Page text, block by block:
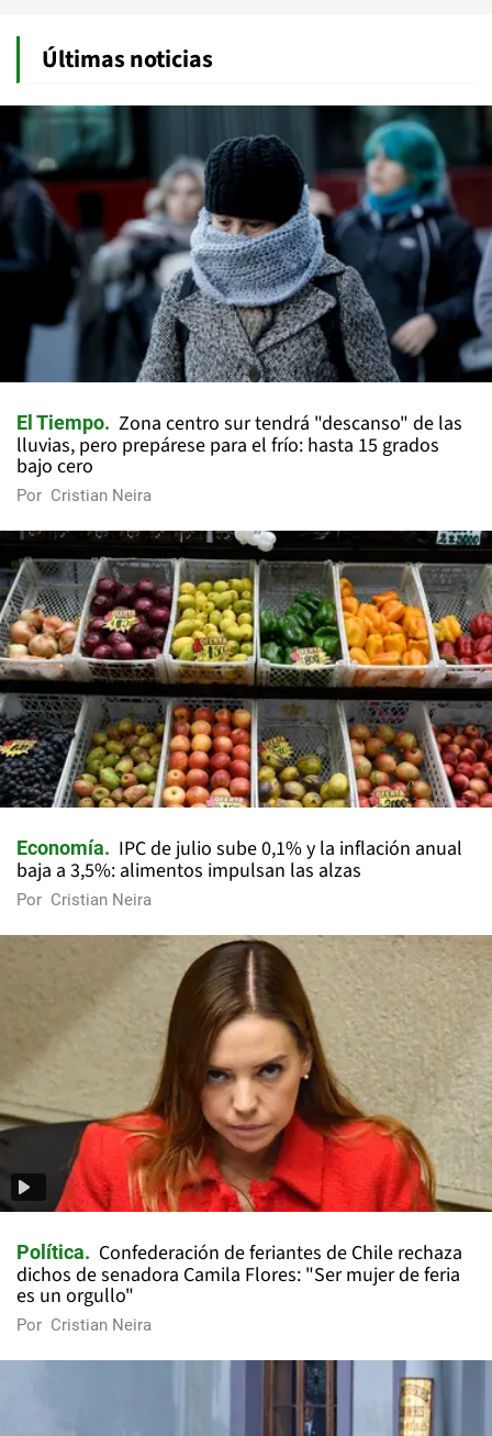
Últimas noticias
El Tiempo
Zona centro sur tendrá "descanso" de las
lluvias, pero prepárese para el frío: hasta 15 grados
bajo cero
Por Cristian Neira
Economía
IPC de julio sube 0,1% y la inflación anual
baja a 3,5%: alimentos impulsan las alzas
Por Cristian Neira
Política
Confederación de feriantes de Chile rechaza
dichos de senadora Camila Flores: "Ser mujer de feria
es un orgullo"
Por Cristian Neira